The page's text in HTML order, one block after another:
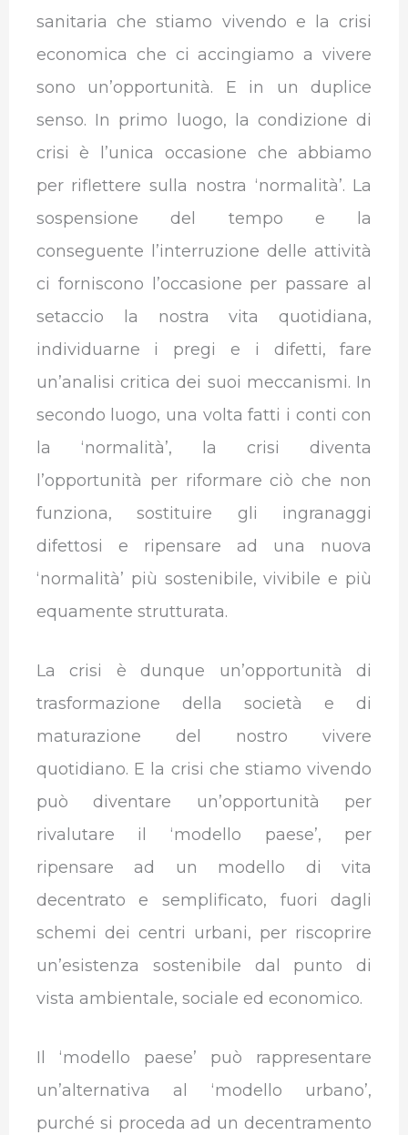
sanitaria che stiamo vivendo e la crisi
economica che ci accingiamo a vivere
sono un’opportunità. E in un duplice
senso. In primo luogo, la condizione di
crisi è l’unica occasione che abbiamo
per riflettere sulla nostra ‘normalità’. La
sospensione del tempo e la
conseguente l’interruzione delle attività
ci forniscono l’occasione per passare al
setaccio la nostra vita quotidiana,
individuarne i pregi e i difetti, fare
un’analisi critica dei suoi meccanismi. In
secondo luogo, una volta fatti i conti con
la ‘normalità’, la crisi diventa
l’opportunità per riformare ciò che non
funziona, sostituire gli ingranaggi
difettosi e ripensare ad una nuova
‘normalità’ più sostenibile, vivibile e più
equamente strutturata.
La crisi è dunque un’opportunità di
trasformazione della società e di
maturazione del nostro vivere
quotidiano. E la crisi che stiamo vivendo
può diventare un’opportunità per
rivalutare il ‘modello paese’, per
ripensare ad un modello di vita
decentrato e semplificato, fuori dagli
schemi dei centri urbani, per riscoprire
un’esistenza sostenibile dal punto di
vista ambientale, sociale ed economico.
Il ‘modello paese’ può rappresentare
un’alternativa al ‘modello urbano’,
purché si proceda ad un decentramento